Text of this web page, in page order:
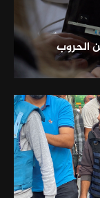
الحروب